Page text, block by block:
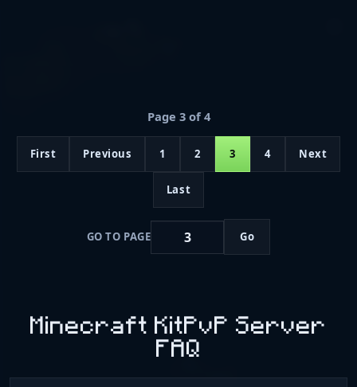
Page 3 of 4
First Previous 1 2 3 4 Next
Last
GO TO PAGE Go
Minecraft KitPvP Server
FAQ